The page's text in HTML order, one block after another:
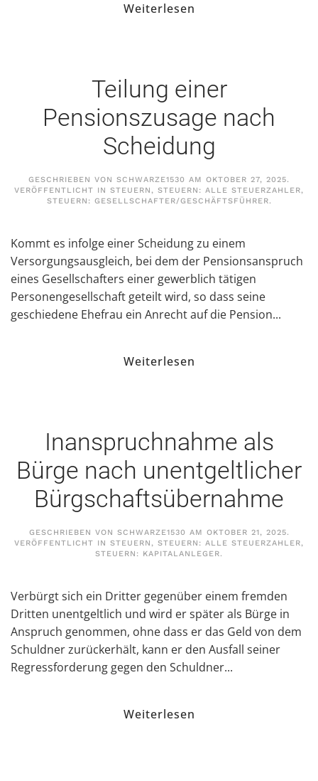
Weiterlesen
Teilung einer
Pensionszusage nach
Scheidung
GESCHRIEBEN VON SCHWARZE1530 AM OKTOBER 27, 2025.
VERÖFFENTLICHT IN STEUERN , STEUERN: ALLE STEUERZAHLER,
STEUERN: GESELLSCHAFTER/GESCHÄFTSFÜHRER.
Kommt es infolge einer Scheidung zu einem
Versorgungsausgleich, bei dem der Pensionsanspruch
eines Gesellschafters einer gewerblich tätigen
Personengesellschaft geteilt wird, so dass seine
geschiedene Ehefrau ein Anrecht auf die Pension...
Weiterlesen
Inanspruchnahme als
Bürge nach unentgeltlicher
Bürgschaftsübernahme
GESCHRIEBEN VON SCHWARZE1530 AM OKTOBER 21, 2025.
VERÖFFENTLICHT IN STEUERN, STEUERN: ALLE STEUERZAHLER,
STEUERN: KAPITALANLEGER.
Verbürgt sich ein Dritter gegenüber einem fremden
Dritten unentgeltlich und wird er später als Bürge in
Anspruch genommen, ohne dass er das Geld von dem
Schuldner zurückerhält, kann er den Ausfall seiner
Regressforderung gegen den Schuldner...
Weiterlesen